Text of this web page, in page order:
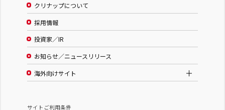
クリナップについて
採用情報
投資家／IR
お知らせ／ニュースリリース
海外向けサイト
サイトご利用条件